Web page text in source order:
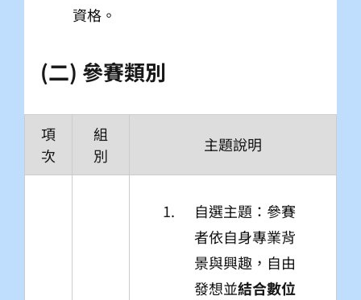
資格。
(二) 參賽類別
項
次
組
別
主題說明
自選主題：參賽
者依自身專業背
景與興趣，自由
發想並結合數位